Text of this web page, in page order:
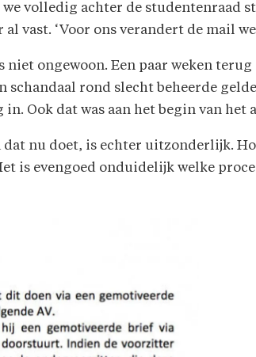
volledig achter de studentenraad
vast. ‘Voor ons verandert de mail
ongewoon. Een paar weken
schandaal rond slecht beheerde
Ook dat was aan het begin van het
nu doet, is echter uitzonderlijk.
is evengoed onduidelijk welke